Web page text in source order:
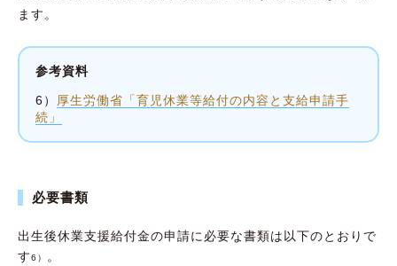
ます。
参考資料
6）
厚生労働省「育児休業等給付の内容と支給申請手
続」
必要書類
出生後休業支援給付金の申請に必要な書類は以下のとおりで
す6） 。